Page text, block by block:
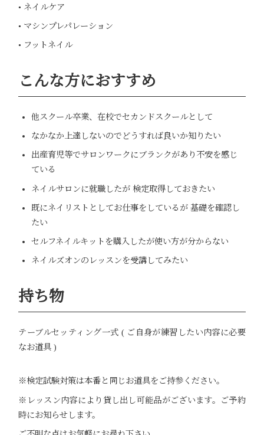
• ネイルケア
• マシンプレパレーション
• フットネイル
こんな方におすすめ
他スクール卒業、在校でセカンドスクールとして
なかなか上達しないのでどうすれば良いか知りたい
出産育児等でサロンワークにブランクがあり不安を感じ
ている
ネイルサロンに就職したが 検定取得しておきたい
既にネイリストとしてお仕事をしているが 基礎を確認し
たい
セルフネイルキットを購入したが使い方が分からない
ネイルズオンのレッスンを受講してみたい
持ち物
テーブルセッティング一式 ( ご自身が練習したい内容に必要
なお道具 )
※検定試験対策は本番と同じお道具をご持参ください。
※レッスン内容により貸し出し可能品がございます。ご予約
時にお知らせします。